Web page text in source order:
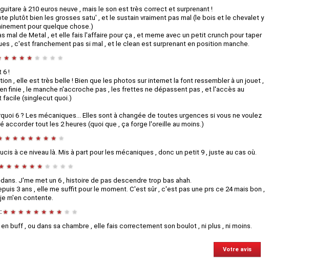
à 210 euros neuve , mais le son est très correct et surprenant !
plutôt bien les grosses satu' , et le sustain vraiment pas mal (le bois et le chevalet y
pour quelque chose.)
mal de Metal , et elle fais l'affaire pour ça , et meme avec un petit crunch pour taper
, c'est franchement pas si mal , et le clean est surprenant en position manche.
★ ★ ★ ★ ★ ★ ★ ★
6 !
, elle est très belle ! Bien que les photos sur internet la font ressembler à un jouet ,
finie , le manche n'accroche pas , les frettes ne dépassent pas , et l'accès au
facile (singlecut quoi.)
6 ? Les mécaniques... Elles sont à changée de toutes urgences si vous ne voulez
accorder tout les 2 heures (quoi que , ça forge l'oreille au moins.)
★ ★ ★ ★ ★ ★ ★ ★
à ce niveau là. Mis à part pour les mécaniques , donc un petit 9 , juste au cas où.
★ ★ ★ ★ ★ ★ ★ ★ ★
J'me met un 6 , histoire de pas descendre trop bas ahah.
3 ans , elle me suffit pour le moment. C'est sûr , c'est pas une prs ce 24 mais bon ,
m'en contente.
★ ★ ★ ★ ★ ★ ★ ★ ★ ★
en buff , ou dans sa chambre , elle fais correctement son boulot , ni plus , ni moins.
Votre avis